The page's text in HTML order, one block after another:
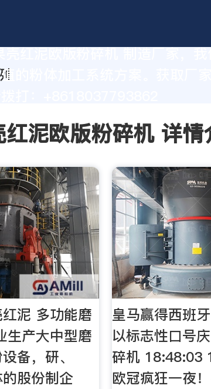
的粉体加工系统方案。获取厂家
红泥欧版粉碎机 详情
泥 多功能磨
生产大中型磨
备，研、
股份制企
皇马赢得西班
以标志性口号
碎机 18:48:03
欧冠疯狂一夜